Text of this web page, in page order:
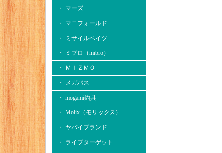
・ マーズ
・ マニフォールド
・ ミサイルベイツ
・ ミブロ（mibro）
・ ＭＩＺＭＯ
・ メガバス
・ mogami釣具
・ Molix（モリックス）
・ ヤバイブランド
・ ライブターゲット